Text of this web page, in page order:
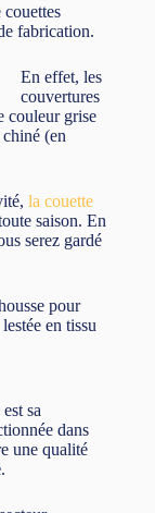
fabrication.
En effet, les
couvertures
couleur grise
(en
la couette
saison. En
serez gardé
pour
en tissu
sa
dans
une qualité
.